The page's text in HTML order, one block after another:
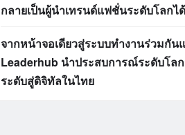
กลายเป็นผู้นำเทรนด์แฟชั่นระดับโลกไ
จากหน้าจอเดียวสู่ระบบทำงานร่วมกัน
Leaderhub นำประสบการณ์ระดับโล
ระดับสู่ดิจิทัลในไทย